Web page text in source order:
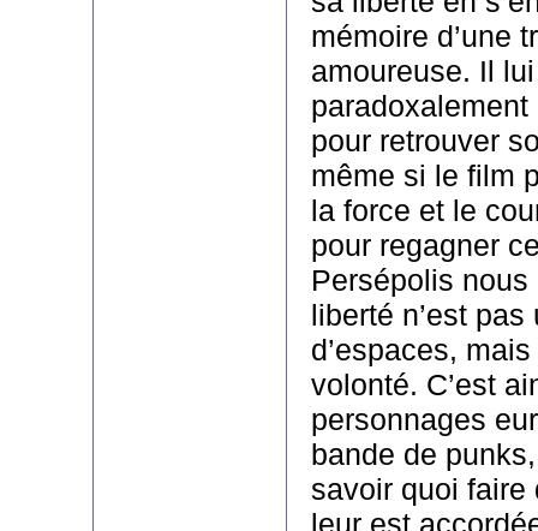
mémoire d’une
amoureuse. Il
pour retrouver
même si le film
la force et le
pour regagner
Persépolis
liberté n’est
d’espaces,
volonté. C’est
personnages
bande de
savoir quoi faire
leur est